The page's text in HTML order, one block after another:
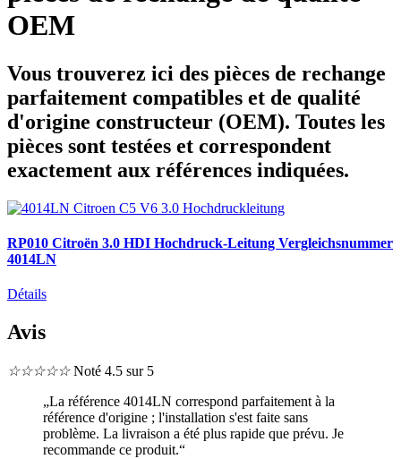
OEM
Vous trouverez ici des pièces de rechange
parfaitement compatibles et de qualité
d'origine constructeur (OEM). Toutes les
pièces sont testées et correspondent
exactement aux références indiquées.
RP010 Citroën 3.0 HDI Hochdruck-Leitung Vergleichsnummer
4014LN
Détails
Avis
☆☆☆☆☆ Noté 4.5 sur 5
„La référence 4014LN correspond parfaitement à la
référence d'origine ; l'installation s'est faite sans
problème. La livraison a été plus rapide que prévu. Je
recommande ce produit.“